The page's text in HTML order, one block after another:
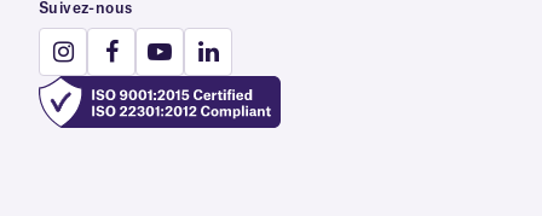
Suivez-nous